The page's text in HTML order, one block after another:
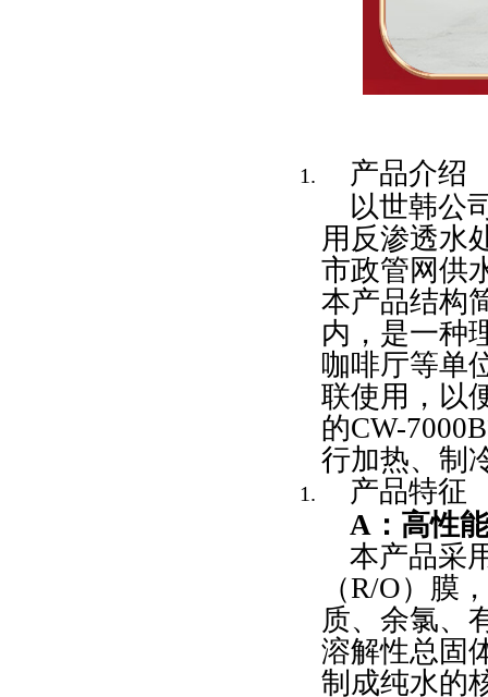
产品介绍
以世韩公
用反渗透水
市政管网供
本产品结构
内，是一种
咖啡厅等单
联使用，以
的CW-
行加热、制
产品特征
A ：高性
本产品采
（R/O）膜
质、余氯、
溶解性总固
制成纯水的